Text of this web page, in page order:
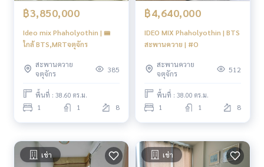
฿3,850,000
Ideo mix Phaholyothin | 🚝
ใกล้ BTS,MRTจตุจักร
สะพานควาย
จตุจักร
385
พื้นที่ : 38.60 ตร.ม.
1 1 8
฿4,640,000
IDEO MIX Phaholyothin | BTS
สะพานควาย | #O
สะพานควาย
จตุจักร
512
พื้นที่ : 38.00 ตร.ม.
1 1 8
เช่า เช่า